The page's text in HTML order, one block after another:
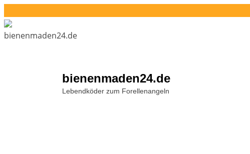
Inhalt
bienenmaden24.de
Lebendköder zum Forellenangeln